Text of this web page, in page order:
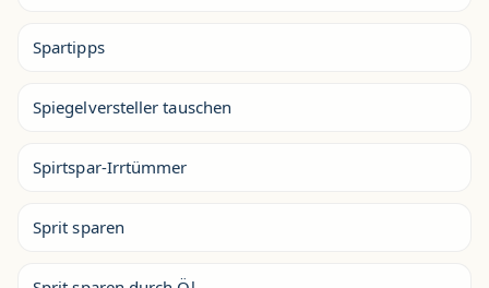
Spartipps
Spiegelversteller tauschen
Spirtspar-Irrtümmer
Sprit sparen